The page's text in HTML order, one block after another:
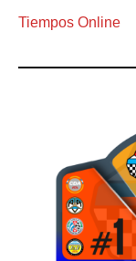
Tiempos Online